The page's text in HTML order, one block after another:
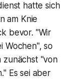
hatte sich
am Knie
bevor. "Wir
Wochen", so
zunächst "von
Es sei aber